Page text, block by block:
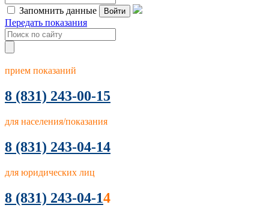
Запомнить данные Войти
Передать показания
прием показаний
8 (831) 243-00-15
для населения/показания
8 (831) 243-04-14
для юридических лиц
8 (831) 243-04-14